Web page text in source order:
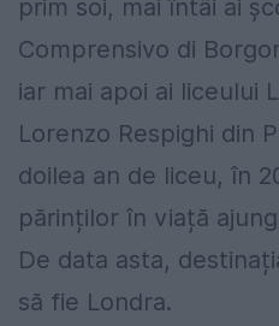
prim soi, mai întâi ai
Comprensivo di
iar mai apoi ai liceului
Lorenzo Respighi din
doilea an de liceu, în
părinților în viață
De data asta,
să fie Londra.